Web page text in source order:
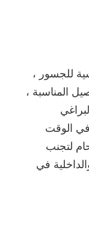
للجسور ،
المناسبة ،
في الوقت
لتجنب
في